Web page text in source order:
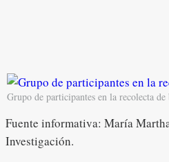
Grupo de participantes en la recolecta de
Fuente informativa: María
Investigación.